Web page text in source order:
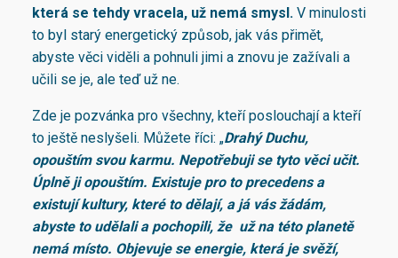
která se tehdy vracela, už nemá smysl. V minulosti
to byl starý energetický způsob, jak vás přimět,
abyste věci viděli a pohnuli jimi a znovu je zažívali a
učili se je, ale teď už ne.
Zde je pozvánka pro všechny, kteří poslouchají a kteří
to ještě neslyšeli. Můžete říci: „Drahý Duchu,
opouštím svou karmu. Nepotřebuji se tyto věci učit.
Úplně ji opouštím. Existuje pro to precedens a
existují kultury, které to dělají, a já vás žádám,
abyste to udělali a pochopili, že už na této planetě
nemá místo. Objevuje se energie, která je svěží,